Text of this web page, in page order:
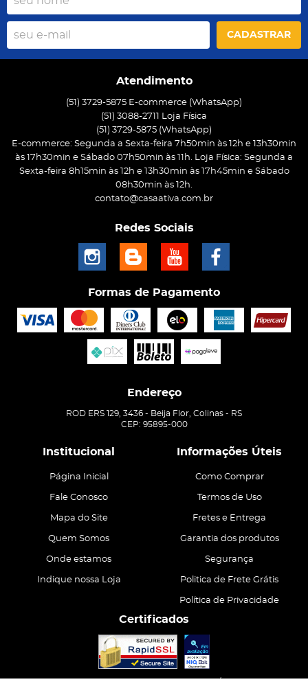
CADASTRAR
Atendimento
(51) 3729-5875 E-commerce (WhatsApp)
(51) 3088-2711 Loja Física
(51) 3729-5875 (WhatsApp)
E-commerce: Segunda a Sexta-feira 7h50min às 12h e 13h30min
às 17h30min e Sábado 07h50min às 11h. Loja Física: Segunda a
Sexta-feira 8h15min às 12h e 13h30min às 17h45min e Sábado
08h30min às 12h.
contato@casaativa.com.br
Redes Sociais
Formas de Pagamento
Endereço
ROD ERS 129, 3436 - Beija Flor, Colinas - RS
CEP: 95895-000
Institucional
Página Inicial
Fale Conosco
Mapa do Site
Quem Somos
Onde estamos
Indique nossa Loja
Informações Úteis
Como Comprar
Termos de Uso
Fretes e Entrega
Garantia dos produtos
Segurança
Politica de Frete Grátis
Política de Privacidade
Certificados